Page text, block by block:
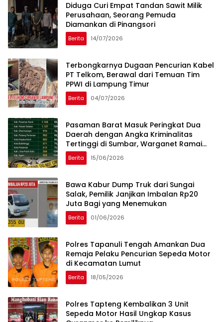
Diduga Curi Empat Tandan Sawit Milik
Perusahaan, Seorang Pemuda
Diamankan di Pinangsori
Berita 14/07/2026
Terbongkarnya Dugaan Pencurian Kabel
PT Telkom, Berawal dari Temuan Tim
PPWI di Lampung Timur
Berita 04/07/2026
Pasaman Barat Masuk Peringkat Dua
Daerah dengan Angka Kriminalitas
Tertinggi di Sumbar, Warganet Ramai
Berkomentar
Berita 15/06/2026
Bawa Kabur Dump Truk dari Sungai
Salak, Pemilik Janjikan Imbalan Rp20
Juta Bagi yang Menemukan
Berita 01/06/2026
Polres Tapanuli Tengah Amankan Dua
Remaja Pelaku Pencurian Sepeda Motor
di Kecamatan Lumut
Berita 18/05/2026
Polres Tapteng Kembalikan 3 Unit
Sepeda Motor Hasil Ungkap Kasus